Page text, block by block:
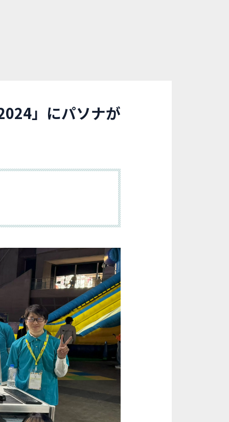
」にパソナが